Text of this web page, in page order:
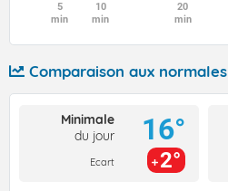
5
min
10
min
20
min
Comparaison aux normales
Minimale
du jour
Ecart
16°
2°